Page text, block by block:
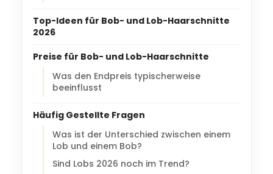
Top-Ideen für Bob- und Lob-Haarschnitte
2026
Preise für Bob- und Lob-Haarschnitte
Was den Endpreis typischerweise
beeinflusst
Häufig Gestellte Fragen
Was ist der Unterschied zwischen einem
Lob und einem Bob?
Sind Lobs 2026 noch im Trend?